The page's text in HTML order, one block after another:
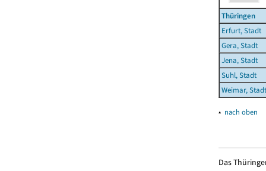
Thüringen
Erfurt, Stadt
Gera, Stadt
Jena, Stadt
Suhl, Stadt
Weimar, Stadt
▴ nach oben
Das